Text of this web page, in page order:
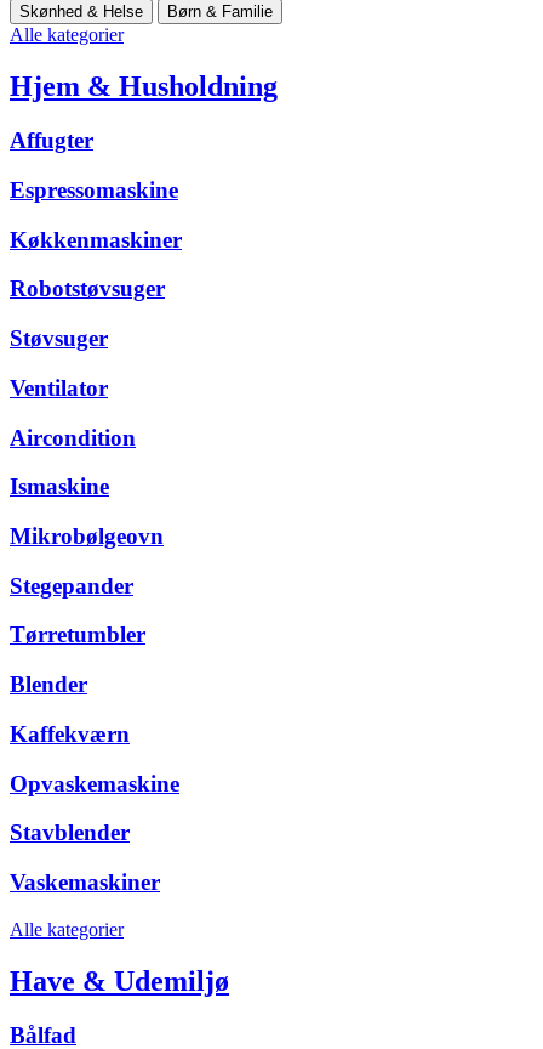
Skønhed & Helse
Børn & Familie
Alle kategorier
Hjem & Husholdning
Affugter
Espressomaskine
Køkkenmaskiner
Robotstøvsuger
Støvsuger
Ventilator
Aircondition
Ismaskine
Mikrobølgeovn
Stegepander
Tørretumbler
Blender
Kaffekværn
Opvaskemaskine
Stavblender
Vaskemaskiner
Alle kategorier
Have & Udemiljø
Bålfad